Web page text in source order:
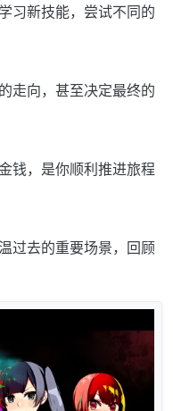
习新技能，尝试不同的
走向，甚至决定最终的
钱，是你顺利推进旅程
过去的重要场景，回顾